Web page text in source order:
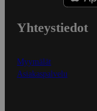
Yhteystiedot
Myymälät
Asiakaspalvelu